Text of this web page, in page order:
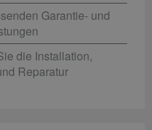
Garantie- und
die Installation,
Reparatur